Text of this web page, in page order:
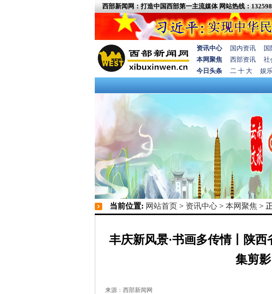
西部新闻网：打造中国西部第一主流媒体 网站热线：
资讯中心 国内资讯
国
本网聚焦
西部资讯
社
今日头条
二 十 大 娱
当前位置: 网站首页 > 资讯中心 > 本网聚焦 >
丰庆新风景·书画多传情丨陕
集剪影
来源：西部新闻网